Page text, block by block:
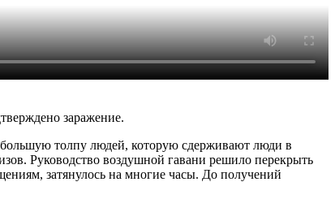
заражение.
толпу людей, которую сдерживают люди в
Руководство воздушной гавани решило перекрыть
затянулось на многие часы. До получений